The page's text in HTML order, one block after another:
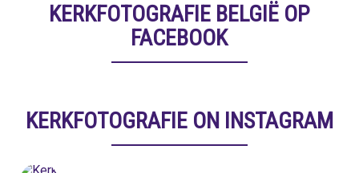
KERKFOTOGRAFIE BELGIË OP
FACEBOOK
KERKFOTOGRAFIE ON INSTAGRAM